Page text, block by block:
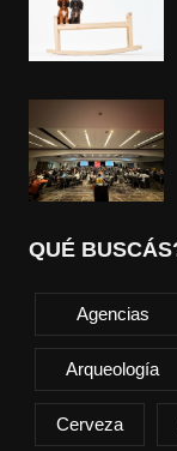
QUÉ
Agencias
Arqueología
Cerveza